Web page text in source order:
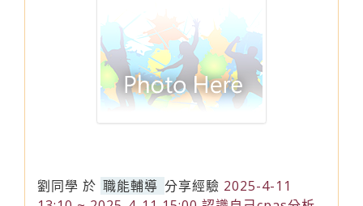
劉同學 於 職能輔導 分享經驗 2025-4-11